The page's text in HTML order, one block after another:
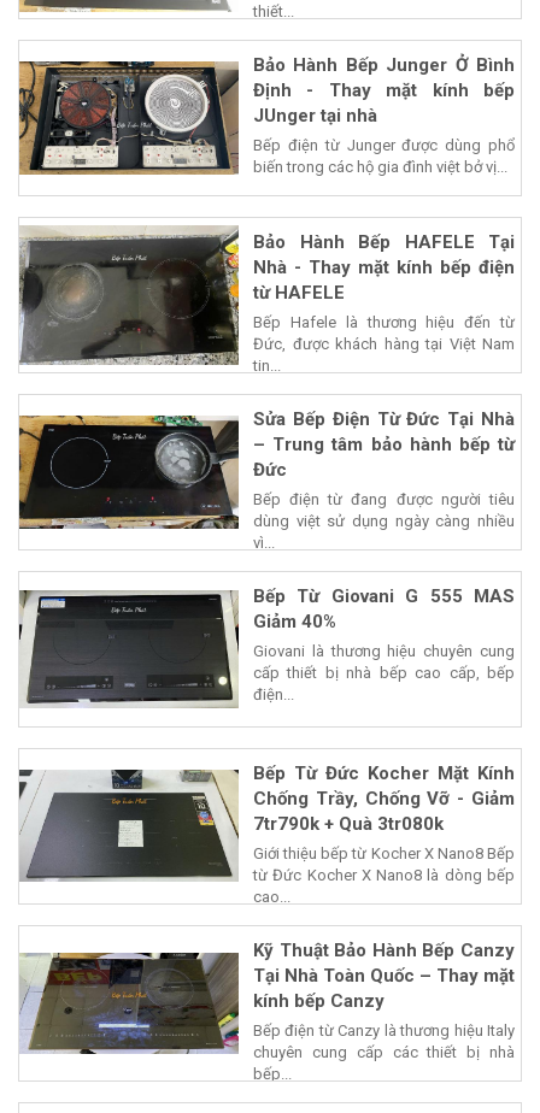
thiết...
Bảo Hành Bếp Junger Ở Bình
Định - Thay mặt kính bếp
JUnger tại nhà
Bếp điện từ Junger được dùng phổ
biến trong các hộ gia đình việt bở vị...
Bảo Hành Bếp HAFELE Tại
Nhà - Thay mặt kính bếp điện
từ HAFELE
Bếp Hafele là thương hiệu đến từ
Đức, được khách hàng tại Việt Nam
tin...
Sửa Bếp Điện Từ Đức Tại Nhà
– Trung tâm bảo hành bếp từ
Đức
Bếp điện từ đang được người tiêu
dùng việt sử dụng ngày càng nhiều
vì...
Bếp Từ Giovani G 555 MAS
Giảm 40%
Giovani là thương hiệu chuyên cung
cấp thiết bị nhà bếp cao cấp, bếp
điện...
Bếp Từ Đức Kocher Mặt Kính
Chống Trầy, Chống Vỡ - Giảm
7tr790k + Quà 3tr080k
Giới thiệu bếp từ Kocher X Nano8 Bếp
từ Đức Kocher X Nano8 là dòng bếp
cao...
Kỹ Thuật Bảo Hành Bếp Canzy
Tại Nhà Toàn Quốc – Thay mặt
kính bếp Canzy
Bếp điện từ Canzy là thương hiệu Italy
chuyên cung cấp các thiết bị nhà
bếp...